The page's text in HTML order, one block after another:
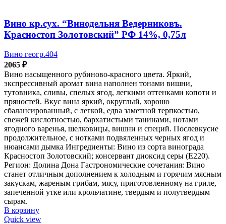
Вино кр.сух. “Винодельня Ведерниковъ.
Красностоп Золотовский” РФ 14%, 0,75л
Вино геогр.404
2065 ₽
Вино насыщенного рубиново-красного цвета. Яркий,
экспрессивный аромат вина наполнен тонами вишни,
тутовника, сливы, спелых ягод, легкими оттенками копоти и
пряностей. Вкус вина яркий, округлый, хорошо
сбалансированный, с легкой, едва заметной терпкостью,
свежей кислотностью, бархатистыми танинами, нотами
ягодного варенья, шелковицы, вишни и специй. Послевкусие
продолжительное, с нотками подвяленных черных ягод и
нюансами дымка Ингредиенты: Вино из сорта винограда
Красностоп Золотовский; консервант диоксид серы (Е220).
Регион: Долина Дона Гастрономические сочетания: Вино
станет отличным дополнением к холодным и горячим мясным
закускам, жареным грибам, мясу, приготовленному на гриле,
запеченной утке или крольчатине, твердым и полутвердым
сырам.
В корзину
Quick view